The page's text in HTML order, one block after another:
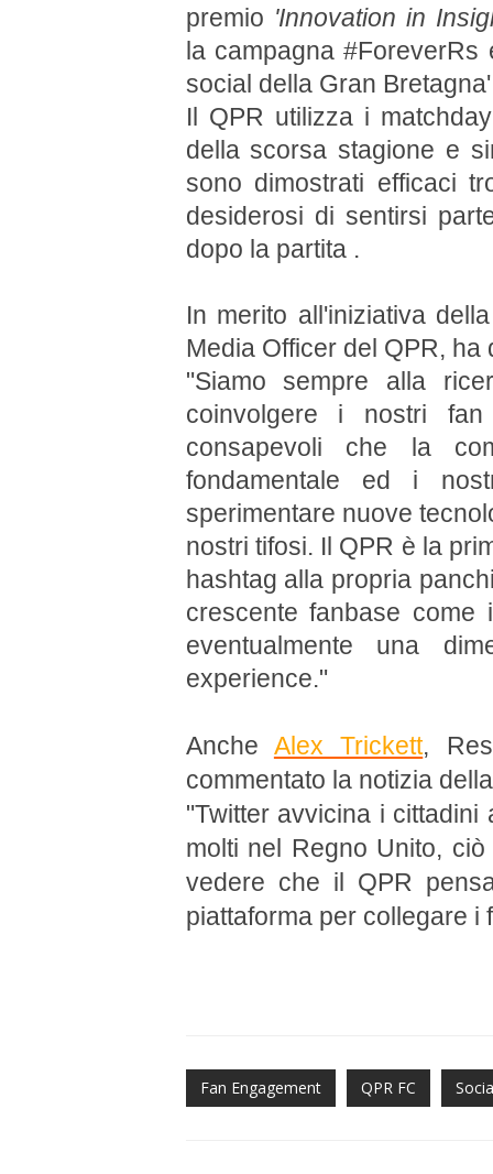
premio 'Innovation in
la campagna
social della Gran
Il QPR utilizza i
della scorsa stagione e
sono dimostrati efficaci
desiderosi di sentirsi
dopo la partita .
In merito all'iniziativa
Media Officer del QPR,
"Siamo sempre alla
coinvolgere i nostri
consapevoli che la
fondamentale ed i
sperimentare nuove
nostri tifosi. Il QPR è la
hashtag alla propria
crescente fanbase
eventualmente una
experience."
Anche Alex Trickett,
commentato la notizia
"Twitter avvicina i
molti nel Regno Unito,
vedere che il QPR
piattaforma per collegare i
Fan Engagement QPR FC